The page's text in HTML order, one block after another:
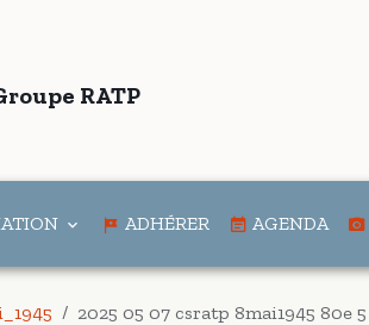
RATP
ADHÉRER AGENDA
2025 05 07 csratp 8mai1945 80e 5